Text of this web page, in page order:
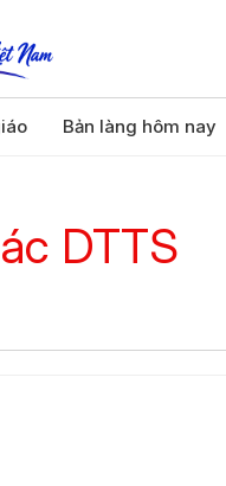
Bản làng hôm nay
DTTS